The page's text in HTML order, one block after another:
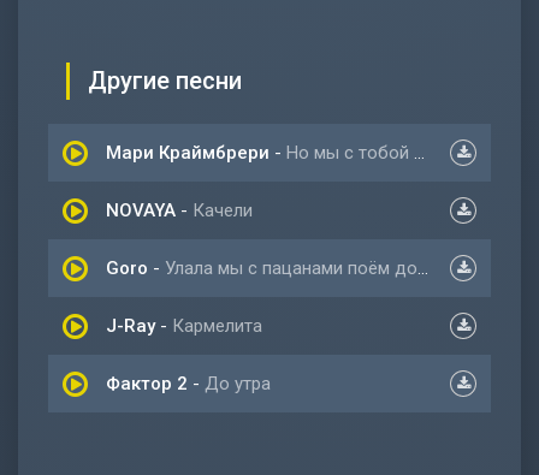
Другие песни
Мари Краймбрери - Но мы с тобой так похожи
NOVAYA - Качели
Goro - Улала мы с пацанами поём до утра
J-Ray- Кармелита
Фактор 2 - До утра